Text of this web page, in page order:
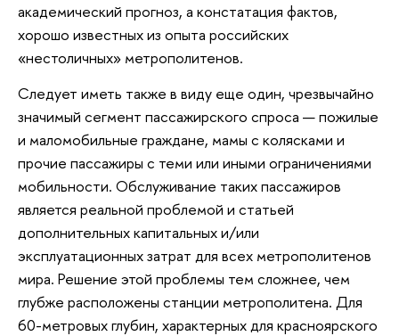
академический прогноз, а констатация фактов,
хорошо известных из опыта российских
«нестоличных» метрополитенов.
Следует иметь также в виду еще один, чрезвычайно
значимый сегмент пассажирского спроса — пожилые
и маломобильные граждане, мамы с колясками и
прочие пассажиры с теми или иными ограничениями
мобильности. Обслуживание таких пассажиров
является реальной проблемой и статьей
дополнительных капитальных и/или
эксплуатационных затрат для всех метрополитенов
мира. Решение этой проблемы тем сложнее, чем
глубже расположены станции метрополитена. Для
60-метровых глубин, характерных для красноярского